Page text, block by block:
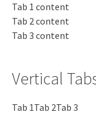
Tab 1 content
Tab 2 content
Tab 3 content
Vertical
Tab 1Tab 2Tab 3